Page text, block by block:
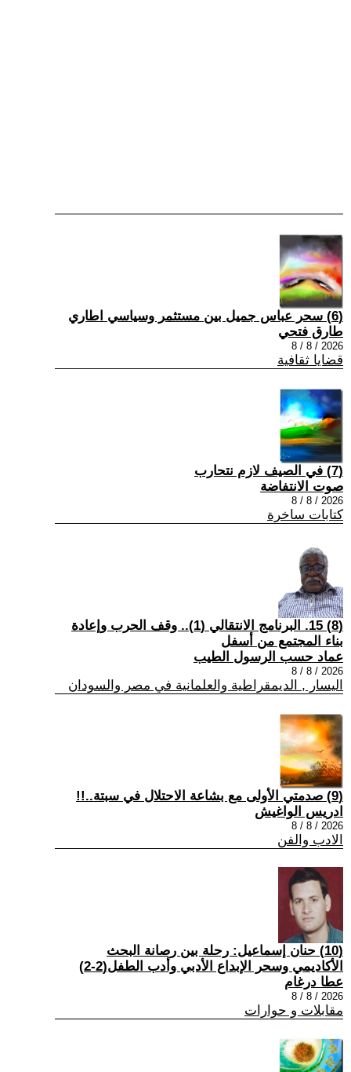
(6) سحر عباس جميل بين مستثمر وسياسي اطاري
طارق فتحي
2026 / 8 / 8
قضايا ثقافية
(7) في الصيف لازم نتحارب
صوت الانتفاضة
2026 / 8 / 8
كتابات ساخرة
(8) 15. البرنامج الانتقالي (1).. وقف الحرب وإعادة
بناء المجتمع من أسفل
عماد حسب الرسول الطيب
2026 / 8 / 8
اليسار , الديمقراطية والعلمانية في مصر والسودان
(9) صدمتي الأولى مع بشاعة الاحتلال في سبتة..!!
ادريس الواغيش
2026 / 8 / 8
الادب والفن
(10) حنان إسماعيل: رحلة بين رصانة البحث
الأكاديمي وسحر الإبداع الأدبي وأدب الطفل(2-2)
عطا درغام
2026 / 8 / 8
مقابلات و حوارات